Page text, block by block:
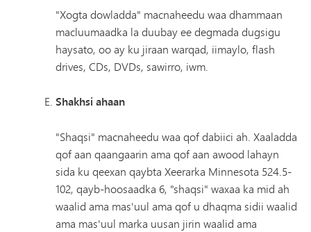
"Xogta dowladda" macnaheedu waa dhammaan
macluumaadka la duubay ee degmada dugsigu
haysato, oo ay ku jiraan warqad, iimaylo, flash
drives, CDs, DVDs, sawirro, iwm.
Shakhsi ahaan
"Shaqsi" macnaheedu waa qof dabiici ah. Xaaladda
qof aan qaangaarin ama qof aan awood lahayn
sida ku qeexan qaybta Xeerarka Minnesota 524.5-
102, qayb-hoosaadka 6, "shaqsi" waxaa ka mid ah
waalid ama mas'uul ama qof u dhaqma sidii waalid
ama mas'uul marka uusan jirin waalid ama